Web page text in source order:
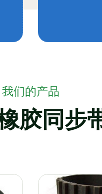
我们的产品
胶同步